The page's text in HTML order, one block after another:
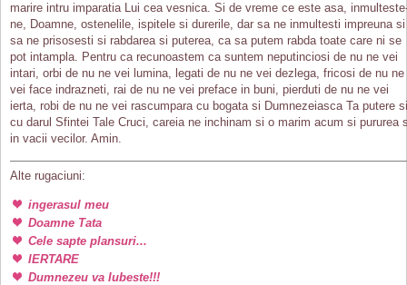
marire intru imparatia Lui cea vesnica. Si de vreme ce este asa,
ne, Doamne, ostenelile, ispitele si durerile, dar sa ne inmultesti impreuna si
sa ne prisosesti si rabdarea si puterea, ca sa putem rabda toate care ni se
pot intampla. Pentru ca recunoastem ca suntem neputinciosi de nu ne vei
intari, orbi de nu ne vei lumina, legati de nu ne vei dezlega, fricosi de nu ne
vei face indrazneti, rai de nu ne vei preface in buni, pierduti de nu ne vei
ierta, robi de nu ne vei rascumpara cu bogata si Dumnezeiasca Ta putere si
cu darul Sfintei Tale Cruci, careia ne inchinam si o marim acum si pururea
in vacii vecilor. Amin.
Alte rugaciuni:
ingerasul meu
Doamne Tata
Cele sapte plansuri...
IERTARE
Dumnezeu va Iubeste!!!